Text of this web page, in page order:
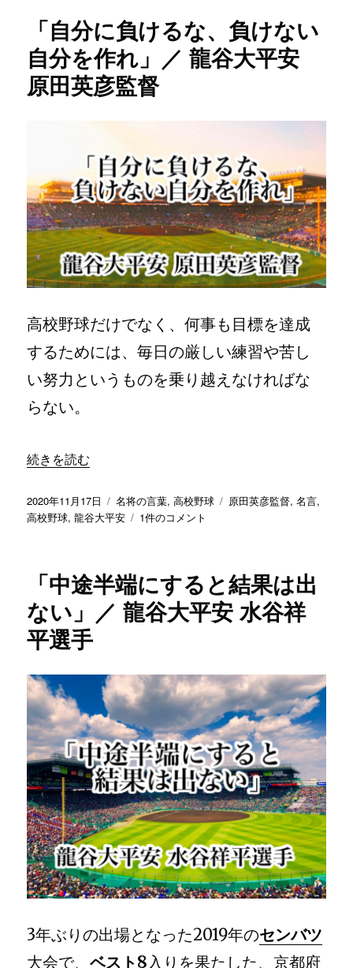
け
な
い」
／
龍
安
原
田
英
彦
監
督
へ
の
こ
と
ら
逃
た
ら、
何
に
も
な
ら
な
龍
谷
大
平
へ
の
「自分に負けるな、負けない
自分を作れ」／ 龍谷大平安
原田英彦監督
高校野球だけでなく、何事も目標を達成
するためには、毎日の厳しい練習や苦し
い努力というものを乗り越えなければな
らない。
“「自分に負けるな、負けない自分を作れ」／ 龍谷大平
続きを読む
投
稿
2020年11月17日
カ
テ
名将の言葉,高校野球
タ
原田英彦監督,名言,
高校野球,龍谷大平安
「自
け
る
な、
い
自
分
を
作
れ」
／
龍
谷
大
平
安
原
田
彦
監
督
1件のコメント
「中途半端にすると結果は出
ない」／ 龍谷大平安 水谷祥
平選手
3年ぶりの出場となった2019年のセンバツ
大会で、ベスト8入りを果たした、京都府